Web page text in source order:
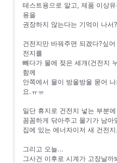
테스트용으로 알고, 제품 이상
용을
권장하지 않는다는 기억이 나서
건전지만 바꿔주면 되겠다?싶
전지를
빼다가 물에 젖은 세개(건전지
함께
안쪽에서 물이 방울방울 묻어
요.ㅠㅠ
일단 휴지로 건전지 넣는 부분
꼼꼼하게 닦아주고 물기가 남아
집에 있는 에너자이저 새 건전
그리고 오늘...
그사건 이후로 시계가 고장날까